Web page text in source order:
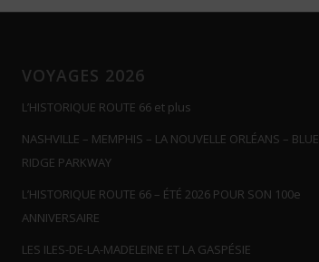
VOYAGES 2026
L’HISTORIQUE ROUTE 66 et plus
NASHVILLE – MEMPHIS – LA NOUVELLE ORLÉANS – BLUE
RIDGE PARKWAY
L’HISTORIQUE ROUTE 66 – ÉTÉ 2026 POUR SON 100e
ANNIVERSAIRE
LES ILES-DE-LA-MADELEINE ET LA GASPÉSIE